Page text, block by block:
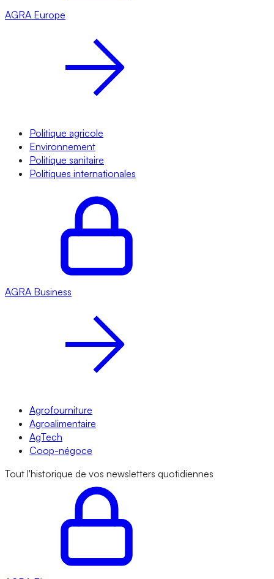
AGRA Europe
Politique agricole
Environnement
Politique sanitaire
Politiques internationales
AGRA Business
Agrofourniture
Agroalimentaire
AgTech
Coop-négoce
Tout l'historique de vos newsletters quotidiennes